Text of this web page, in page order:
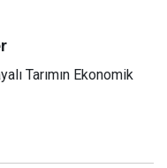
Tarımın Ekonomik